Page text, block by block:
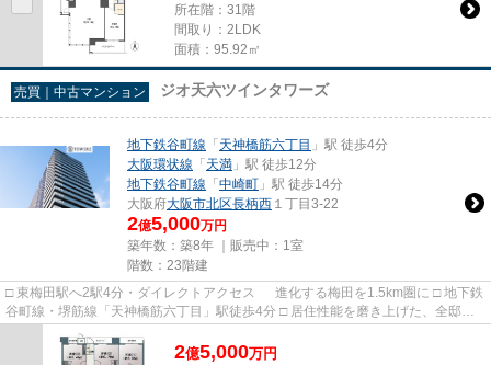
所在階：31階
間取り：2LDK
面積：95.92㎡
売買｜中古マンション ジオ天六ツインタワーズ
地下鉄谷町線 「 天神橋筋六丁目 」駅 徒歩4分
大阪環状線 「 天満 」駅 徒歩12分
地下鉄谷町線 「 中崎町 」駅 徒歩14分
大阪府大阪市北区長柄西 １丁目3-22
2億5,000万円
築年数：築8年 ｜販売中： 1室
階数：23階建
□ 東梅田駅へ2駅4分・ダイレクトアクセス 進化する梅田を1.5km圏に □ 地下鉄
谷町線・堺筋線「天神橋筋六丁目」駅徒歩4分 □ 居住性能を磨き上げた、全邸南
2億5,000万円